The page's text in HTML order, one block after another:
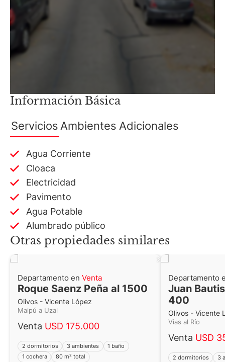
Información Básica
Servicios Ambientes Adicionales
Agua Corriente
Cloaca
Electricidad
Pavimento
Agua Potable
Alumbrado público
Otras propiedades similares
Departamento en Venta
Roque Saenz Peña al 1500
Olivos - Vicente López
Maipú a Uzal
Venta USD 175.000
2 dormitorios 3 ambientes
1 baño
1 cochera
80 m² total
Departamento
Juan
400
Olivos - Vicente
Vias al Río
Venta USD
2 dormitorios
3